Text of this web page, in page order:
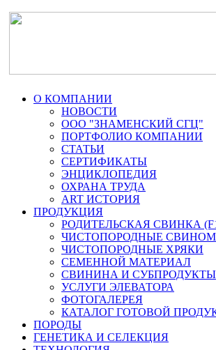
О КОМПАНИИ
НОВОСТИ
ООО "ЗНАМЕНСКИЙ СГЦ"
ПОРТФОЛИО КОМПАНИИ
СТАТЬИ
СЕРТИФИКАТЫ
ЭНЦИКЛОПЕДИЯ
ОХРАНА ТРУДА
ART ИСТОРИЯ
ПРОДУКЦИЯ
РОДИТЕЛЬСКАЯ СВИНКА
ЧИСТОПОРОДНЫЕ
ЧИСТОПОРОДНЫЕ ХРЯКИ
СЕМЕННОЙ МАТЕРИАЛ
СВИНИНА И СУБПРОДУКТЫ
УСЛУГИ ЭЛЕВАТОРА
ФОТОГАЛЕРЕЯ
КАТАЛОГ ГОТОВОЙ
ПОРОДЫ
ГЕНЕТИКА И СЕЛЕКЦИЯ